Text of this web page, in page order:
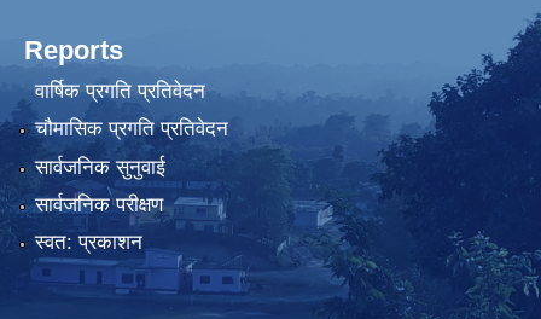
Reports
वार्षिक प्रगति प्रतिवेदन
चौमासिक प्रगति प्रतिवेदन
सार्वजनिक सुनुवाई
सार्वजनिक परीक्षण
स्वत: प्रकाशन